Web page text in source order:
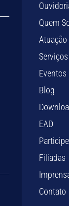
Quem
Serviços
Eventos
Blog
EAD
Participe
Filiadas
Contato